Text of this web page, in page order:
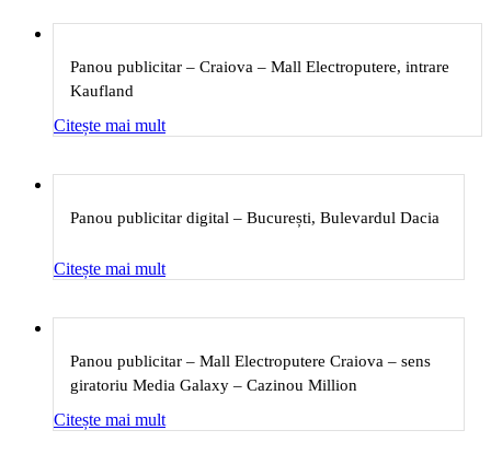
Panou publicitar – Craiova – Mall Electroputere, intrare
Kaufland
Citește mai mult
Panou publicitar digital – București, Bulevardul Dacia
Citește mai mult
Panou publicitar – Mall Electroputere Craiova – sens
giratoriu Media Galaxy – Cazinou Million
Citește mai mult